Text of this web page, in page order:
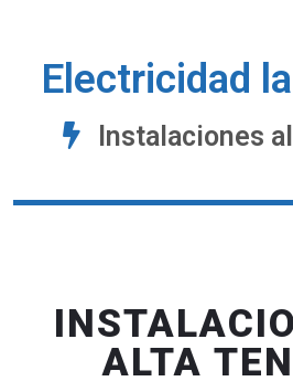
Electricidad
Instalaciones
ALTA